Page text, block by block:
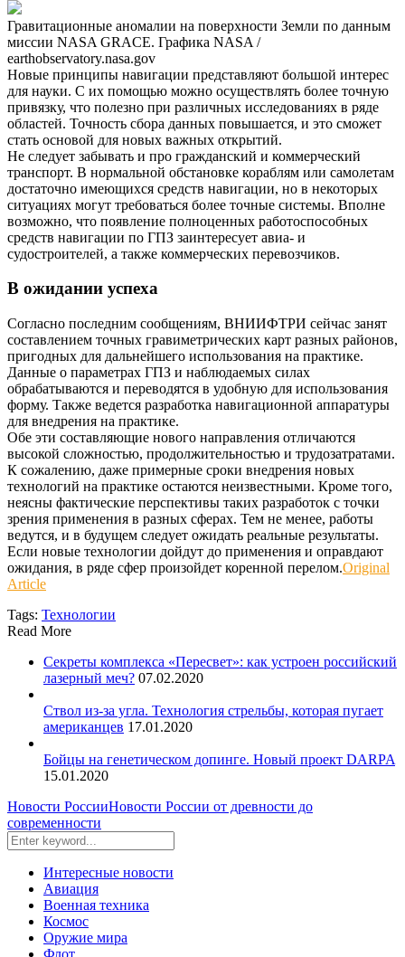
Гравитационные аномалии на поверхности Земли по данным
миссии NASA GRACE. Графика NASA /
earthobservatory.nasa.gov
Новые принципы навигации представляют большой интерес
для науки. С их помощью можно осуществлять более точную
привязку, что полезно при различных исследованиях в ряде
областей. Точность сбора данных повышается, и это сможет
стать основой для новых важных открытий.
Не следует забывать и про гражданский и коммерческий
транспорт. В нормальной обстановке кораблям или самолетам
достаточно имеющихся средств навигации, но в некоторых
ситуациях могут требоваться более точные системы. Вполне
возможно, что появление полноценных работоспособных
средств навигации по ГПЗ заинтересует авиа- и
судостроителей, а также коммерческих перевозчиков.
В ожидании успеха
Согласно последним сообщениям, ВНИИФТРИ сейчас занят
составлением точных гравиметрических карт разных районов,
пригодных для дальнейшего использования на практике.
Данные о параметрах ГПЗ и наблюдаемых силах
обрабатываются и переводятся в удобную для использования
форму. Также ведется разработка навигационной аппаратуры
для внедрения на практике.
Обе эти составляющие нового направления отличаются
высокой сложностью, продолжительностью и трудозатратами.
К сожалению, даже примерные сроки внедрения новых
технологий на практике остаются неизвестными. Кроме того,
неясны фактические перспективы таких разработок с точки
зрения применения в разных сферах. Тем не менее, работы
ведутся, и в будущем следует ожидать реальные результаты.
Если новые технологии дойдут до применения и оправдают
ожидания, в ряде сфер произойдет коренной перелом.Original
Article
Tags: Технологии
Read More
Секреты комплекса «Пересвет»: как устроен российский
лазерный меч? 07.02.2020
Ствол из-за угла. Технология стрельбы, которая пугает
американцев 17.01.2020
Бойцы на генетическом допинге. Новый проект DARPA
15.01.2020
Новости РоссииНовости России от древности до
современности
Интересные новости
Авиация
Военная техника
Космос
Оружие мира
Флот